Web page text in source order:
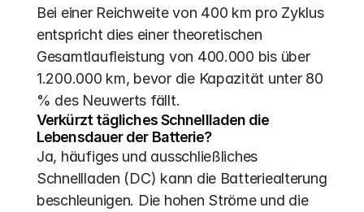
Bei einer Reichweite von 400 km pro Zyklus
entspricht dies einer theoretischen
Gesamtlaufleistung von 400.000 bis über
1.200.000 km, bevor die Kapazität unter 80
% des Neuwerts fällt.
Verkürzt tägliches Schnellladen die
Lebensdauer der Batterie?
Ja, häufiges und ausschließliches
Schnellladen (DC) kann die Batteriealterung
beschleunigen. Die hohen Ströme und die